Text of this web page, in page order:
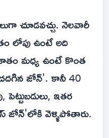
చూడవచ్చు. నెలవారీ
లోపు ఉంటే అది
మధ్య ఉంటే కొంత
జోన్'. కానీ 40
ఇతర
జోన్'లోకి వెళ్ళిపోతారు.